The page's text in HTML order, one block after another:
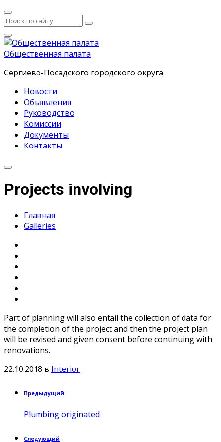
Общественная палата
Сергиево-Посадского городского округа
Новости
Объявления
Руководство
Комиссии
Документы
Контакты
Projects involving
Главная
Galleries
Part of planning will also entail the collection of data for
the completion of the project and then the project plan
will be revised and given consent before continuing with
renovations.
22.10.2018 в Interior
Предыдущий
Plumbing originated
Следующий